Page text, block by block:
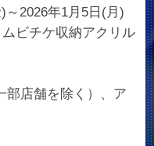
～2026年1月5日(月)
ビチケ収納アクリル
部店舗を除く）、ア